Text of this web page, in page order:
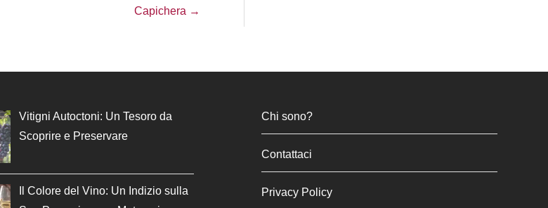
Capichera →
Vitigni Autoctoni: Un Tesoro da
Scoprire e Preservare
Il Colore del Vino: Un Indizio sulla
Chi sono?
Contattaci
Privacy Policy